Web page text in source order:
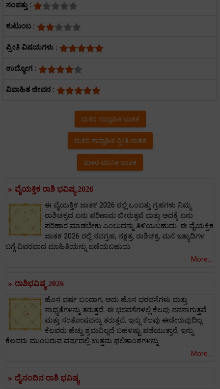
ಸಂಪತ್ತು :
ಕುಟುಂಬ :
ಪ್ರೀತಿ ವಿಷಯಗಳು :
ಉದ್ಯೋಗ :
ವಿವಾಹಿತ ಜೀವನ :
ಮಕರ ಸಾಪ್ತಾಹಿಕ ಜಾತಕ
ಮಕರ ಸಾಪ್ತಾಹಿಕ ಪ್ರೀತಿ ಜಾತಕ
ಮಕರ ಮಾಸಿಕ ಜಾತಕ
» ವೈಯಕ್ತಿಕ ರಾಶಿ ಭವಿಷ್ಯ 2026
ಈ ವೈಯಕ್ತಿಕ ಜಾತಕ 2026 ರಲ್ಲಿ ಒಂಬತ್ತು ಗ್ರಹಗಳು ನಿಮ್ಮ
ರಾಶಿಚಕ್ರದ ಏನು ಪರಿಣಾಮ ಬೀರುತ್ತವೆ ಮತ್ತು ಅದಕ್ಕೆ ಏನು
ಪರಿಹಾರ ಮಾಡಬೇಕು ಎಂಬುದನ್ನು ತಿಳಿಯಬಹುದು. ಈ ವೈಯಕ್ತಿಕ
ಜಾತಕ 2026 ರಲ್ಲಿ ನವಗ್ರಹ, ನಕ್ಷತ್ರ, ರಾಶಿಚಕ್ರ, ಮನೆ ಇತ್ಯಾದಿಗಳ
ಬಗ್ಗೆ ವಿವರವಾದ ಮಾಹಿತಿಯನ್ನು ಪಡೆಯಬಹುದು.
More...
» ರಾಶಿಭವಿಷ್ಯ 2026
ಹೊಸ ವರ್ಷ ಬಂದಾಗ, ಅದು ಹೊಸ ಭರವಸೆಗಳು ಮತ್ತು
ಸಾಧ್ಯತೆಗಳನ್ನು ತರುತ್ತದೆ. ಈ ಭರವಸೆಗಳಲ್ಲಿ ಕೆಲವು ನನಸಾಗುತ್ತವೆ
ಮತ್ತು ಸಂತೋಷವನ್ನು ತರುತ್ತವೆ, ಇನ್ನು ಕೆಲವು ಈಡೇರುವುದಿಲ್ಲ.
ಕೆಲವರು ಹೆಚ್ಚು ಶ್ರಮವಿಲ್ಲದೆ ಬಹಳಷ್ಟು ಪಡೆಯುತ್ತಾರೆ, ಇನ್ನು
ಕೆಲವರು ಮುಂಬರುವ ವರ್ಷದಲ್ಲಿ ಉತ್ತಮ ಫಲಿತಾಂಶಗಳನ್ನು...
More...
» ದೈನಂದಿನ ರಾಶಿ ಭವಿಷ್ಯ